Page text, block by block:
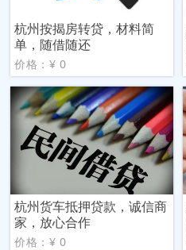
杭州按揭房转贷，材料简
单，随借随还
价格：¥ 0
杭州货车抵押贷款，诚信商
家，放心合作
价格：¥ 0